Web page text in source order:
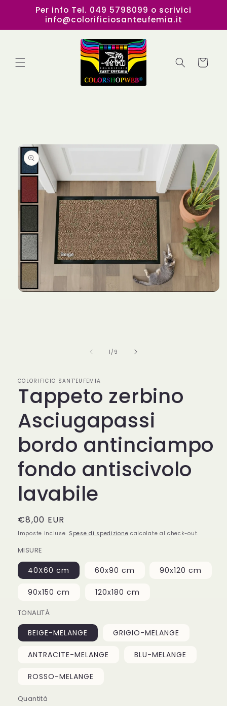
direttamente
ai contenuti
Per info Tel. 049 5798099 o scrivici
info@colorificiosanteufemia.it
Carrello
1 /su
9
COLORIFICIO SANT'EUFEMIA
Tappeto zerbino
Asciugapassi
bordo antinciampo
fondo antiscivolo
lavabile
Prezzo
di
€8,00 EUR
Imposte incluse. Spese di spedizione calcolate al check-out.
MISURE
40X60 cm 60x90 cm 90x120 cm
90x150 cm 120x180 cm
TONALITÀ
BEIGE-MELANGE GRIGIO-MELANGE
ANTRACITE-MELANGE BLU-MELANGE
ROSSO-MELANGE
Quantità
Quantità